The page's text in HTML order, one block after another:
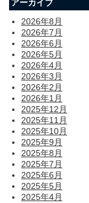
アーカイブ
2026年8月
2026年7月
2026年6月
2026年5月
2026年4月
2026年3月
2026年2月
2026年1月
2025年12月
2025年11月
2025年10月
2025年9月
2025年8月
2025年7月
2025年6月
2025年5月
2025年4月